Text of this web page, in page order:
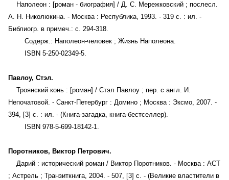
Наполеон : [роман - биография] / Д. С. Мережковский ; послесл.
А. Н. Николюкина. - Москва : Республика, 1993. - 319 с. : ил. -
Библиогр. в примеч.: с. 294-318.
Содерж.: Наполеон-человек ; Жизнь Наполеона.
ISBN 5-250-02349-5.
Павлоу, Стэл.
Троянский конь : [роман] / Стэл Павлоу ; пер. с англ. И.
Непочатовой. - Санкт-Петербург : Домино ; Москва : Эксмо, 2007. -
394, [3] с. : ил. - (Книга-загадка, книга-бестселлер).
ISBN 978-5-699-18142-1.
Поротников, Виктор Петрович.
Дарий : исторический роман / Виктор Поротников. - Москва : АСТ
; Астрель ; Транзиткнига, 2004. - 507, [3] с. - (Великие властители в